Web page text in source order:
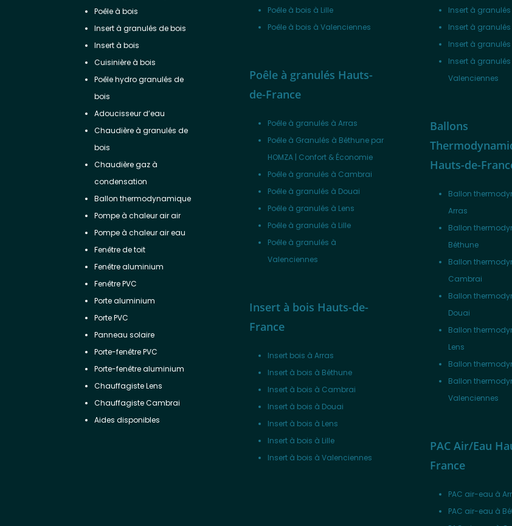
Poêle à bois
Insert à granulés de bois
Insert à bois
Cuisinière à bois
Poêle hydro granulés de
bois
Adoucisseur d’eau
Chaudière à granulés de
bois
Chaudière gaz à
condensation
Ballon thermodynamique
Pompe à chaleur air air
Pompe à chaleur air eau
Fenêtre de toit
Fenêtre aluminium
Fenêtre PVC
Porte aluminium
Porte PVC
Panneau solaire
Porte-fenêtre PVC
Porte-fenêtre aluminium
Chauffagiste Lens
Chauffagiste Cambrai
Aides disponibles
Poêle à bois à Lille
Poêle à bois à Valenciennes
Poêle à granulés Hauts-
de-France
Poêle à granulés à Arras
Poêle à Granulés à Béthune par
HOMZA | Confort & Économie
Poêle à granulés à Cambrai
Poêle à granulés à Douai
Poêle à granulés à Lens
Poêle à granulés à Lille
Poêle à granulés à
Valenciennes
Insert à bois Hauts-de-
France
Insert bois à Arras
Insert à bois à Béthune
Insert à bois à Cambrai
Insert à bois à Douai
Insert à bois à Lens
Insert à bois à Lille
Insert à bois à Valenciennes
Insert à
Insert à granulés
Insert à granulés
Insert à
Valenciennes
Ballons
Hauts-de-
Ballon
Arras
Ballon
Béthune
Ballon
Cambrai
Ballon
Douai
Ballon
Lens
Ballon
Ballon
Valenciennes
PAC Air/Eau
France
PAC air-eau à
PAC air-eau à